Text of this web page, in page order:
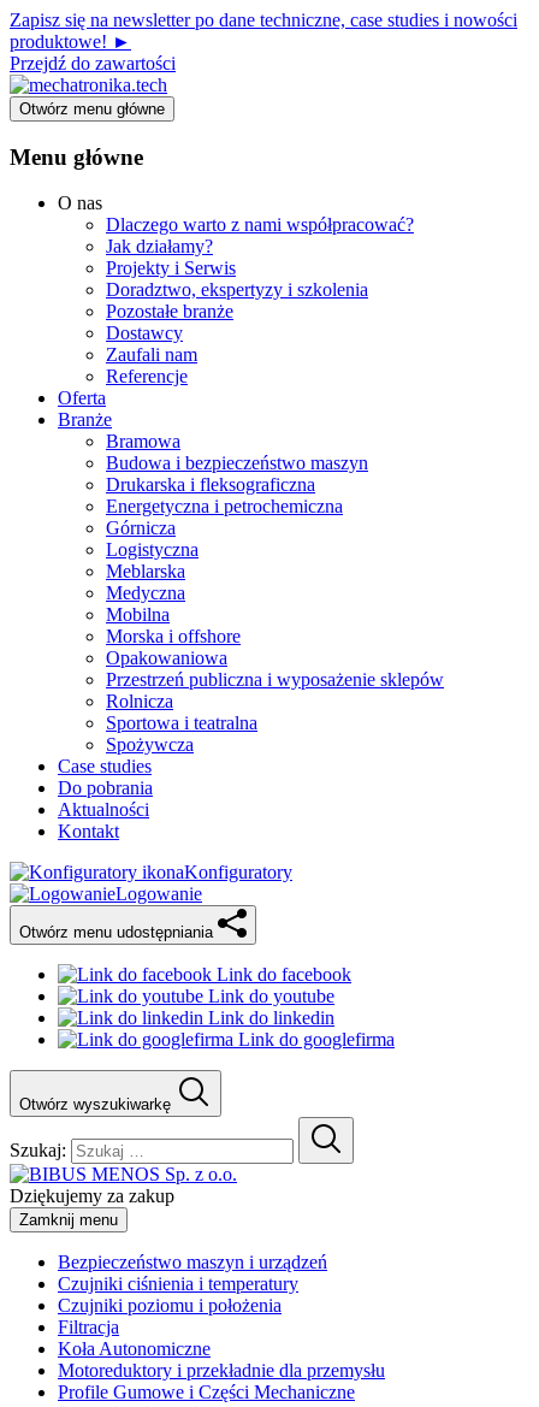
Zapisz się na newsletter po dane techniczne, case studies i nowości
produktowe! ►
Przejdź do zawartości
Otwórz menu główne
Menu główne
O nas
Dlaczego warto z nami współpracować?
Jak działamy?
Projekty i Serwis
Doradztwo, ekspertyzy i szkolenia
Pozostałe branże
Dostawcy
Zaufali nam
Referencje
Oferta
Branże
Bramowa
Budowa i bezpieczeństwo maszyn
Drukarska i fleksograficzna
Energetyczna i petrochemiczna
Górnicza
Logistyczna
Meblarska
Medyczna
Mobilna
Morska i offshore
Opakowaniowa
Przestrzeń publiczna i wyposażenie sklepów
Rolnicza
Sportowa i teatralna
Spożywcza
Case studies
Do pobrania
Aktualności
Kontakt
Konfiguratory
Logowanie
Otwórz menu udostępniania
Link do facebook
Link do youtube
Link do linkedin
Link do googlefirma
Otwórz wyszukiwarkę
Szukaj:
Dziękujemy za zakup
Zamknij menu
Bezpieczeństwo maszyn i urządzeń
Czujniki ciśnienia i temperatury
Czujniki poziomu i położenia
Filtracja
Koła Autonomiczne
Motoreduktory i przekładnie dla przemysłu
Profile Gumowe i Części Mechaniczne